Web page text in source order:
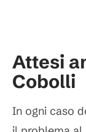
Attesi
Cobolli
In ogni caso